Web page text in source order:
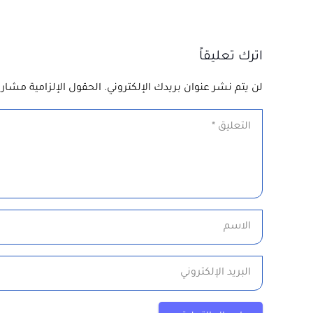
اترك تعليقاً
لن يتم نشر عنوان بريدك الإلكتروني. الحقول الإلزامية مشار